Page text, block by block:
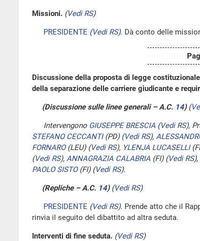
Missioni. (Vedi RS)
PRESIDENTE (Vedi RS). Dà conto delle
Discussione della proposta di legge
della separazione delle carriere giudicante e
(Discussione sulle linee generali – A.C. 14) (
Intervengono GIUSEPPE BRESCIA (Vedi RS),
STEFANO CECCANTI(PD) (Vedi RS),
FORNARO(LEU) (Vedi RS), YLENJA LUCASELLI
(Vedi RS), ANNAGRAZIA CALABRIA (FI) (Vedi RS),
PAOLO SISTO(FI) (Vedi RS).
(Repliche – A.C. 14) (Vedi RS)
PRESIDENTE (Vedi RS). Prende atto che il
rinvia il seguito del dibattito ad altra seduta.
Interventi di fine seduta. (Vedi RS)